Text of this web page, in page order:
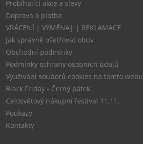
Probíhající akce a slevy
Doprava a platba
VRÁCENÍ | VÝMĚNA| | REKLAMACE
Jak správně ošetřovat obuv
Obchodní podmínky
Podmínky ochrany osobních údajů
Využívání souborů cookies na tomto webu
Black Friday - Černý pátek
Celosvětový nákupní festival 11.11.
Poukazy
Kontakty